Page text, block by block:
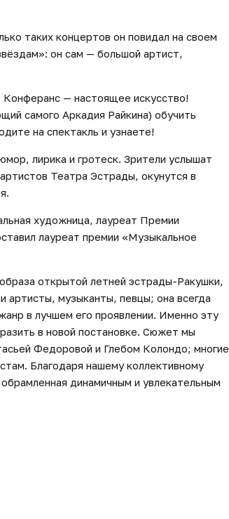
таких концертов он повидал на своем
он сам — большой артист,
— настоящее искусство!
самого Аркадия Райкина) обучить
на спектакль и узнаете!
лирика и гротеск. Зрители услышат
Театра Эстрады, окунутся в
художница, лауреат Премии
лауреат премии «Музыкальное
открытой летней эстрады-Ракушки,
артисты, музыканты, певцы; она всегда
в лучшем его проявлении. Именно эту
в новой постановке. Сюжет мы
Федоровой и Глебом Колондо; многие
Благодаря нашему коллективному
динамичным и увлекательным